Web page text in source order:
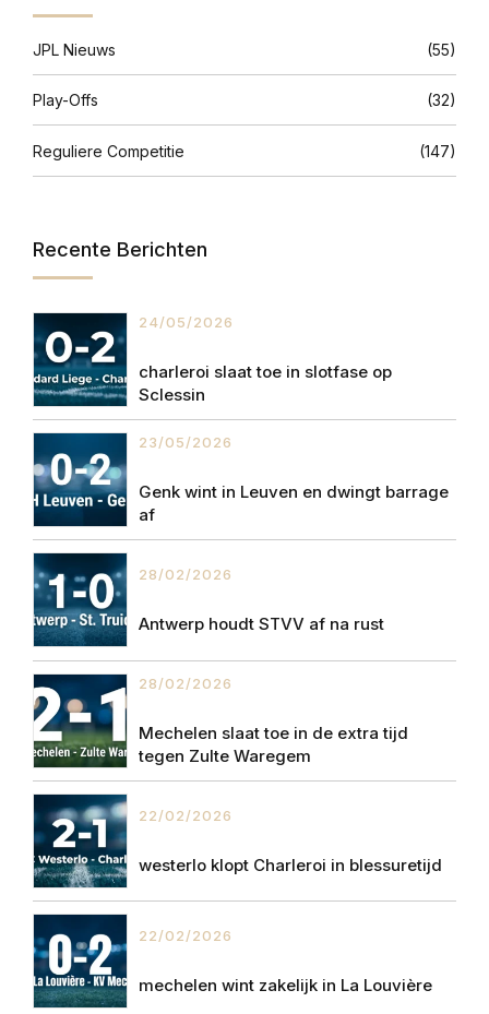
JPL Nieuws (55)
Play-Offs (32)
Reguliere Competitie (147)
Recente Berichten
24/05/2026
charleroi slaat toe in slotfase op
Sclessin
23/05/2026
Genk wint in Leuven en dwingt barrage
af
28/02/2026
Antwerp houdt STVV af na rust
28/02/2026
Mechelen slaat toe in de extra tijd
tegen Zulte Waregem
22/02/2026
westerlo klopt Charleroi in blessuretijd
22/02/2026
mechelen wint zakelijk in La Louvière